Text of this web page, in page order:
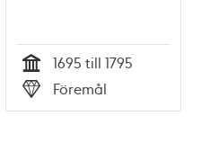
Tid
1695 till 1795
Typ
Föremål